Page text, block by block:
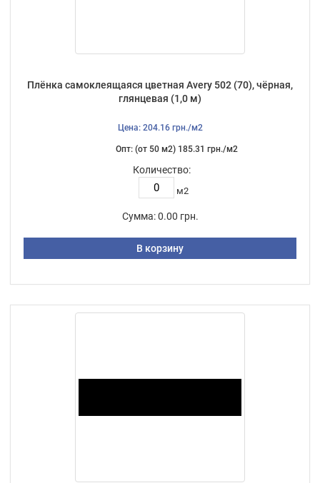
Плёнка самоклеящаяся цветная Avery 502 (70), чёрная,
глянцевая (1,0 м)
Цена: 204.16 грн./м2
Опт: (от 50 м2) 185.31 грн./м2
Количество:
м2
Сумма: 0.00 грн.
В корзину